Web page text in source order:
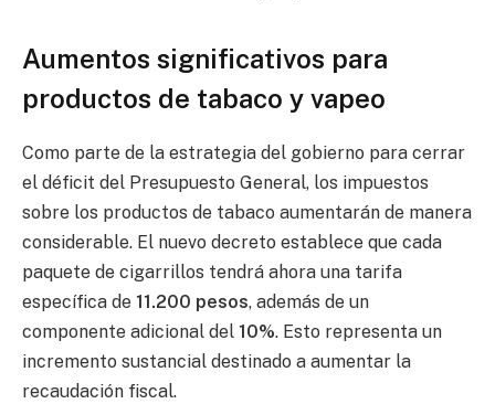
Aumentos significativos para
productos de tabaco y vapeo
Como parte de la estrategia del gobierno para cerrar
el déficit del Presupuesto General, los impuestos
sobre los productos de tabaco aumentarán de manera
considerable. El nuevo decreto establece que cada
paquete de cigarrillos tendrá ahora una tarifa
específica de 11.200 pesos, además de un
componente adicional del 10%. Esto representa un
incremento sustancial destinado a aumentar la
recaudación fiscal.